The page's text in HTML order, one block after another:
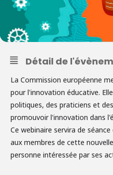
Détail de
La Commission européenne
pour l'innovation éducative.
politiques, des praticiens et
promouvoir l'innovation dans
Ce webinaire servira de
aux membres de cette
personne intéressée par ses